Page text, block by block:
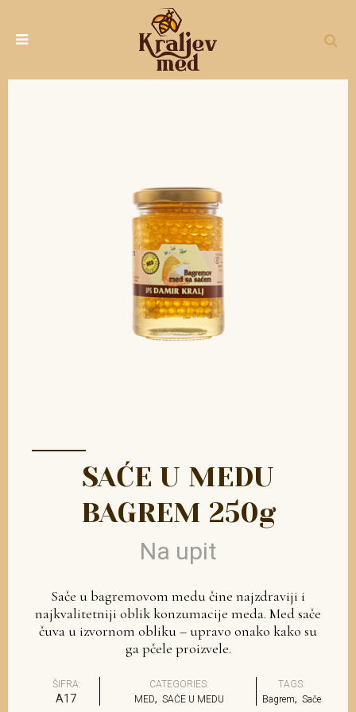
SAĆE U MEDU
BAGREM 250g
Na upit
Sače u bagremovom medu čine najzdraviji i
najkvalitetniji oblik konzumacije meda. Med sače
čuva u izvornom obliku – upravo onako kako su
ga pčele proizvele.
ŠIFRA:
A17
CATEGORIES:
MED, SAĆE U MEDU
TAGS:
Bagrem, Sače